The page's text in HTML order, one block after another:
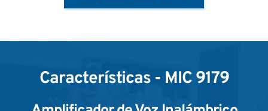
Características - MIC 9179